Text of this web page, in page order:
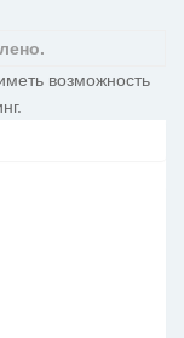
возможность